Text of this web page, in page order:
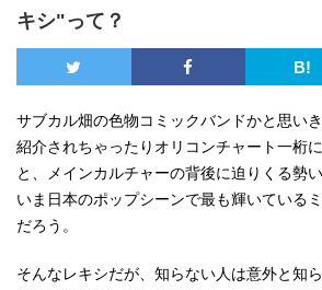
キシ"って？
B!
サブカル畑の色物コミックバンドかと思い
紹介されちゃったりオリコンチャート一桁
と、メインカルチャーの背後に迫りくる勢い
いま日本のポップシーンで最も輝いている
だろう。
そんなレキシだが、知らない人は意外と知